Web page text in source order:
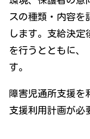
スの種類・内容を
します。支給決定
を行うとともに、
す。
障害児通所支援を
支援利用計画が必